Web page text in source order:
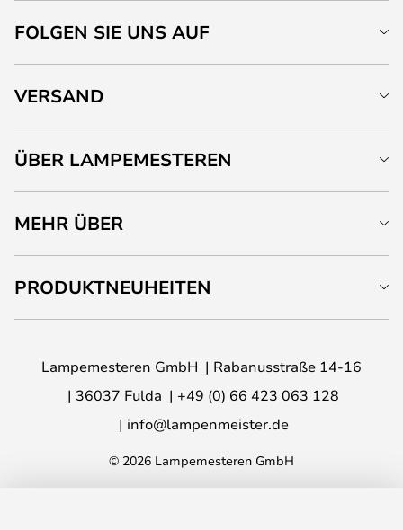
FOLGEN SIE UNS AUF
VERSAND
ÜBER LAMPEMESTEREN
MEHR ÜBER
PRODUKTNEUHEITEN
Lampemesteren GmbH
Rabanusstraße 14-16
36037 Fulda
+49 (0) 66 423 063 128
info@lampenmeister.de
© 2026 Lampemesteren GmbH